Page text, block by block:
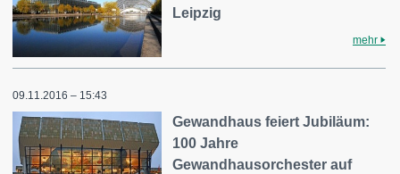
Leipzig
mehr
09.11.2016 – 15:43
Gewandhaus feiert Jubiläum:
100 Jahre
Gewandhausorchester auf